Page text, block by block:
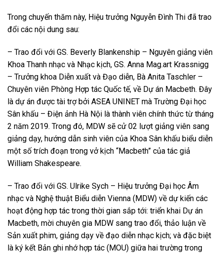
Trong chuyến thăm này, Hiệu trưởng Nguyễn Đình Thi đã trao
đổi các nội dung sau:
– Trao đổi với GS. Beverly Blankenship – Nguyên giảng viên
Khoa Thanh nhạc và Nhạc kịch, GS. Anna Mag.art Krassnigg
– Trưởng khoa Diễn xuất và Đạo diễn, Bà Anita Taschler –
Chuyên viên Phòng Hợp tác Quốc tế, về Dự án Macbeth. Đây
là dự án được tài trợ bởi ASEA UNINET mà Trường Đại học
Sân khấu – Điện ảnh Hà Nội là thành viên chính thức từ tháng
2 năm 2019. Trong đó, MDW sẽ cử 02 lượt giảng viên sang
giảng dạy, hướng dẫn sinh viên của Khoa Sân khấu biểu diễn
một số trích đoạn trong vở kịch “Macbeth” của tác giả
William Shakespeare.
– Trao đổi với GS. Ulrike Sych – Hiệu trưởng Đại học Âm
nhạc và Nghệ thuật Biểu diễn Vienna (MDW) về dự kiến các
hoạt động hợp tác trong thời gian sắp tới: triển khai Dự án
Macbeth, mời chuyên gia MDW sang trao đổi, thảo luận về
Sản xuất phim, giảng dạy về đạo diễn nhạc kịch; và đặc biệt
là ký kết Bản ghi nhớ hợp tác (MOU) giữa hai trường trong